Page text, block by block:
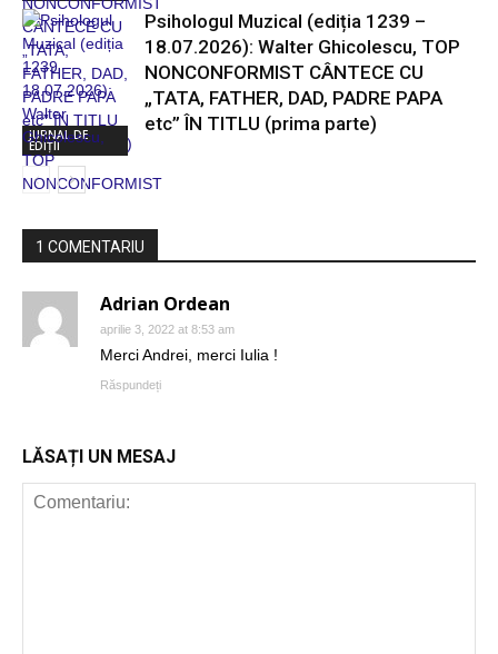
JURNAL DE
EDIȚII
JURNAL DE
EDIȚII
Psihologul Muzical (ediția 1239 –
18.07.2026): Walter Ghicolescu, TOP
NONCONFORMIST CÂNTECE CU
„TATA, FATHER, DAD, PADRE PAPA
etc” ÎN TITLU (prima parte)
1 COMENTARIU
Adrian Ordean
aprilie 3, 2022 at 8:53 am
Merci Andrei, merci Iulia !
Răspundeți
LĂSAȚI UN MESAJ